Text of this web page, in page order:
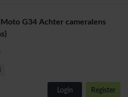
G34 Achter cameralens
Login Register